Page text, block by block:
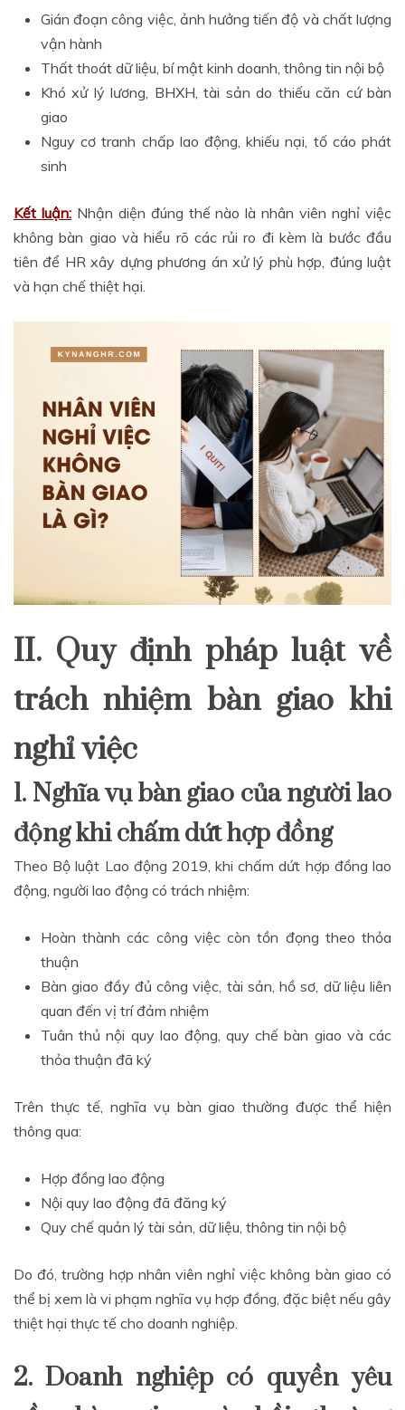
Gián đoạn công việc, ảnh hưởng tiến độ và chất lượng
vận hành
Thất thoát dữ liệu, bí mật kinh doanh, thông tin nội bộ
Khó xử lý lương, BHXH, tài sản do thiếu căn cứ bàn
giao
Nguy cơ tranh chấp lao động, khiếu nại, tố cáo phát
sinh
Kết luận:Nhận diện đúng thế nào là nhân viên nghỉ việc
không bàn giao và hiểu rõ các rủi ro đi kèm là bước đầu
tiên để HR xây dựng phương án xử lý phù hợp, đúng luật
và hạn chế thiệt hại.
II. Quy định pháp luật về
trách nhiệm bàn giao khi
nghỉ việc
1. Nghĩa vụ bàn giao của người lao
động khi chấm dứt hợp đồng
Theo Bộ luật Lao động 2019, khi chấm dứt hợp đồng lao
động, người lao động có trách nhiệm:
Hoàn thành các công việc còn tồn đọng theo thỏa
thuận
Bàn giao đầy đủ công việc, tài sản, hồ sơ, dữ liệu liên
quan đến vị trí đảm nhiệm
Tuân thủ nội quy lao động, quy chế bàn giao và các
thỏa thuận đã ký
Trên thực tế, nghĩa vụ bàn giao thường được thể hiện
thông qua:
Hợp đồng lao động
Nội quy lao động đã đăng ký
Quy chế quản lý tài sản, dữ liệu, thông tin nội bộ
Do đó, trường hợp nhân viên nghỉ việc không bàn giao có
thể bị xem là vi phạm nghĩa vụ hợp đồng, đặc biệt nếu gây
thiệt hại thực tế cho doanh nghiệp.
2. Doanh nghiệp có quyền yêu